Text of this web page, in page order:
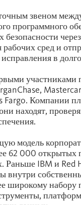
звеном
программного
безопасности
сред и
в
участниками
Fargo. Компании
находят,
модель
62 000 открытых
Раньше IBM и Red
внутри
широкому набору